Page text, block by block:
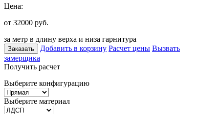
Цена:
от 32000 руб.
за метр в длину верха и низа гарнитура
Заказать Добавить в корзину Расчет цены Вызвать
замерщика
Получить расчет
Выберите конфигурацию
Выберите материал